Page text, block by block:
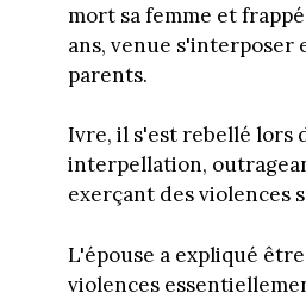
mort sa femme et
ans, venue s'interposer
parents.
Ivre, il s'est rebellé lors
interpellation,
exerçant des violences
L'épouse a expliqué
violences